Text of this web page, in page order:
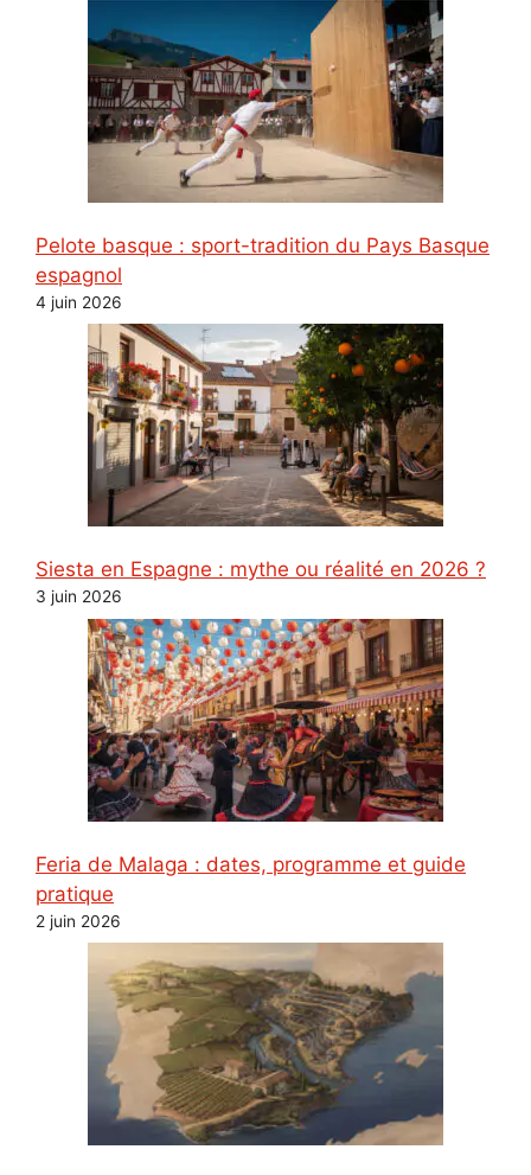
Pelote basque : sport-tradition du Pays Basque
espagnol
4 juin 2026
Siesta en Espagne : mythe ou réalité en 2026 ?
3 juin 2026
Feria de Malaga : dates, programme et guide
pratique
2 juin 2026